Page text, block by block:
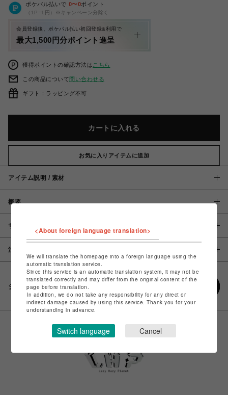
ポケパル払いで 0〜0ポイント
（1P=1円）※キャンペーン分除く
会員登録後、ポケパル払い初回登録&利用で
最大1,500円分ポイント進呈
獲得ポイントの確認方法は こちら
この商品について問い合わせる
ギフト：ラッピング不可
カートに入れる
お気に入りアイテムに追加
アイテム説明 / 素材
概要
サイズ
注意事項
シェアする
<About foreign language translation>
We will translate the homepage into a foreign language using the
automatic translation service.
Since this service is an automatic translation system, it may not be
translated correctly and may differ from the original content of the
page before translation.
In addition, we do not take any responsibility for any direct or
indirect damage caused by using this service. Thank you for your
understanding in advance.
Switch language Cancel